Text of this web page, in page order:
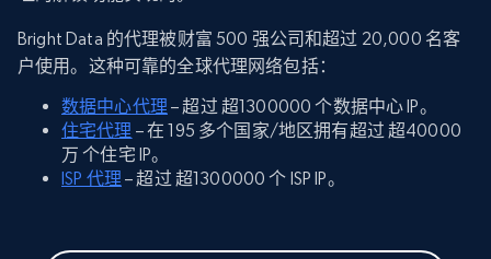
Bright Data 的代理被财富 500 强公司和超过 20,000 名客
户使用。这种可靠的全球代理网络包括：
数据中心代理 – 超过 超1300000 个数据中心 IP。
住宅代理 – 在 195 多个国家/地区拥有超过 超40000
万 个住宅 IP。
ISP 代理 – 超过 超1300000 个 ISP IP。